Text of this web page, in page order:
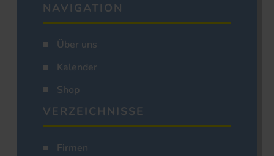
NAVIGATION
Über uns
Kalender
Shop
VERZEICHNISSE
Firmen